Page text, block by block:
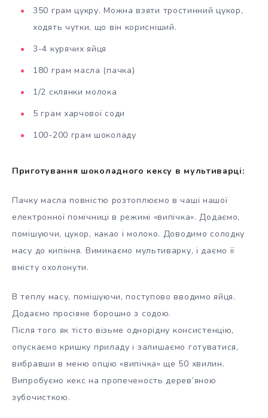
350 грам цукру. Можна взяти тростинний цукор,
ходять чутки, що він корисніший.
3-4 курячих яйця
180 грам масла (пачка)
1/2 склянки молока
5 грам харчової соди
100-200 грам шоколаду
Приготування шоколадного кексу в мультиварці:
Пачку масла повністю розтоплюємо в чаші нашої
електронної помічниці в режимі «випічка». Додаємо,
помішуючи, цукор, какао і молоко. Доводимо солодку
масу до кипіння. Вимикаємо мультиварку, і даємо її
вмісту охолонути.
В теплу масу, помішуючи, поступово вводимо яйця.
Додаємо просіяне борошно з содою.
Після того як тісто візьме однорідну консистенцію,
опускаємо кришку приладу і залишаємо готуватися,
вибравши в меню опцію «випічка» ще 50 хвилин.
Випробуємо кекс на пропеченость дерев’яною
зубочисткою.